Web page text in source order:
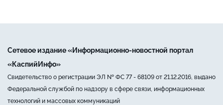
Сетевое издание «Информационно-новостной портал
«КаспийИнфо»
Свидетельство о регистрации ЭЛ № ФС 77 - 68109 от 21.12.2016, выдано
Федеральной службой по надзору в сфере связи, информационных
технологий и массовых коммуникаций